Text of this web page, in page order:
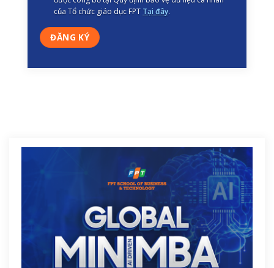
của Tổ chức giáo dục FPT Tại đây.